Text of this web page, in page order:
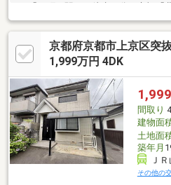
JR「円町」駅まで徒歩９分・京福「
分《周辺施設充実の生活便利地！》
600ｍ）・北野中学校…徒歩７分（約
徒歩４分（約290ｍ）・ローソン西
420ｍ）・スギ薬局…徒歩６分（約
京都府京都市上京区突
1,999万円 4DK
1,999
間取り
建物面
土地面
築年月
Ｊ
その他の